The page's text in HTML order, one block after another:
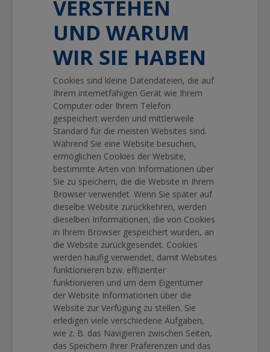
VERSTEHEN
UND WARUM
WIR SIE HABEN
Cookies sind kleine Datendateien, die auf
Ihrem internetfähigen Gerät wie Ihrem
Computer oder Ihrem Telefon
gespeichert werden und mittlerweile
Standard für die meisten Websites sind.
Während Sie eine Website besuchen,
ermöglichen Cookies der Website,
bestimmte Arten von Informationen über
Sie zu speichern, die die Website in Ihrem
Browser verwendet. Wenn Sie später auf
dieselbe Website zurückkehren, werden
dieselben Informationen, die von Cookies
in Ihrem Browser gespeichert wurden, an
die Website zurückgesendet. Cookies
werden häufig verwendet, damit Websites
funktionieren bzw. effizienter
funktionieren und um dem Eigentümer
der Website Informationen über die
Website zur Verfügung zu stellen. Sie
erledigen viele verschiedene Aufgaben,
wie z. B. das Navigieren zwischen Seiten,
das Speichern Ihrer Präferenzen und das